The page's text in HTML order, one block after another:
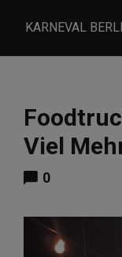
KARNEVAL
Viel
0